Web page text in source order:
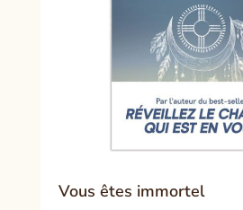
Vous êtes immortel